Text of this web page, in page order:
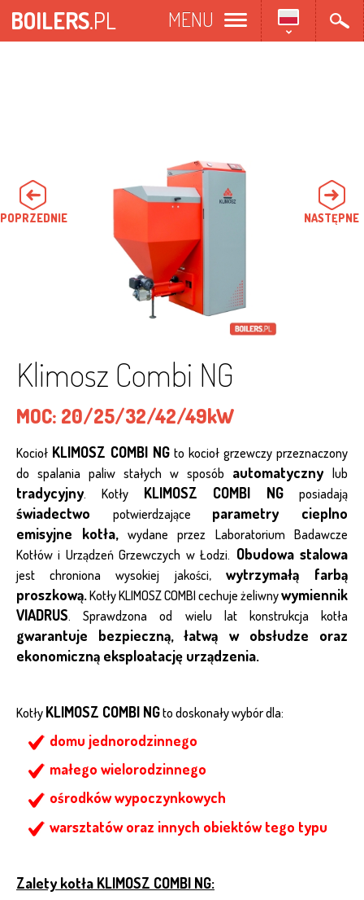
BOILERS.PL MENU
Klimosz Combi NG
MOC: 20/25/32/42/49kW
Kocioł KLIMOSZ COMBI NG to kocioł grzewczy przeznaczony
do spalania paliw stałych w sposób automatyczny lub
tradycyjny. Kotły KLIMOSZ COMBI NG posiadają
świadectwo potwierdzające parametry cieplno
emisyjne kotła,wydane przez Laboratorium Badawcze
Kotłów i Urządzeń Grzewczych w Łodzi. Obudowa stalowa
jest chroniona wysokiej jakości, wytrzymałą farbą
proszkową.Kotły KLIMOSZ COMBI cechuje żeliwnywymiennik
VIADRUS. Sprawdzona od wielu lat konstrukcja kotła
gwarantuje bezpieczną, łatwą w obsłudze oraz
ekonomiczną eksploatację urządzenia.
Kotły KLIMOSZ COMBI NGto doskonały wybór dla:
domu jednorodzinnego
małego wielorodzinnego
ośrodków wypoczynkowych
warsztatów oraz innych obiektów tego typu
Zalety kotła KLIMOSZ COMBI NG:
POPRZEDNIE NASTĘPNE